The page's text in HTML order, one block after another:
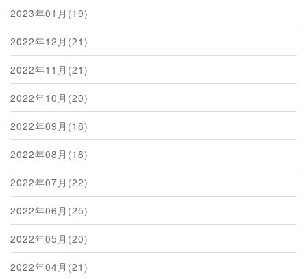
2023年01月(19)
2022年12月(21)
2022年11月(21)
2022年10月(20)
2022年09月(18)
2022年08月(18)
2022年07月(22)
2022年06月(25)
2022年05月(20)
2022年04月(21)